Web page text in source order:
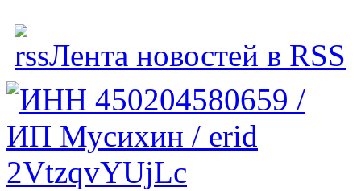
Лента новостей в RSS